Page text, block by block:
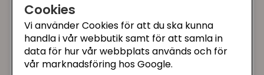
Cookies
Vi använder Cookies för att du ska kunna
handla i vår webbutik samt för att samla in
data för hur vår webbplats används och för
vår marknadsföring hos Google.
PLUTO PRODUKTER
Glasmarkör
PLUTO PRODUKTER
Kakform katt guldig